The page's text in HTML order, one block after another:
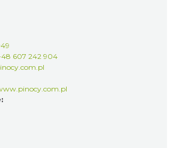
607 242 904